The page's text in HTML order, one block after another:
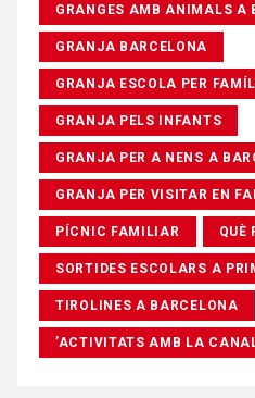
GRANGES AMB ANIMALS A
GRANJA BARCELONA
GRANJA ESCOLA PER
GRANJA PELS INFANTS
GRANJA PER A NENS A
GRANJA PER VISITAR EN
PÍCNIC FAMILIAR QUÈ
SORTIDES ESCOLARS A
TIROLINES A BARCELONA
’ACTIVITATS AMB LA